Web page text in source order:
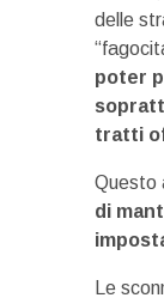
delle
poter
tratti
Questo
di
Le